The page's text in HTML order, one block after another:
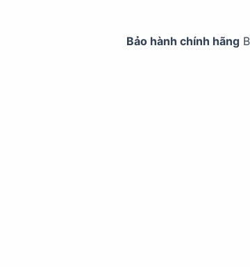
Bảo hành chính hãng